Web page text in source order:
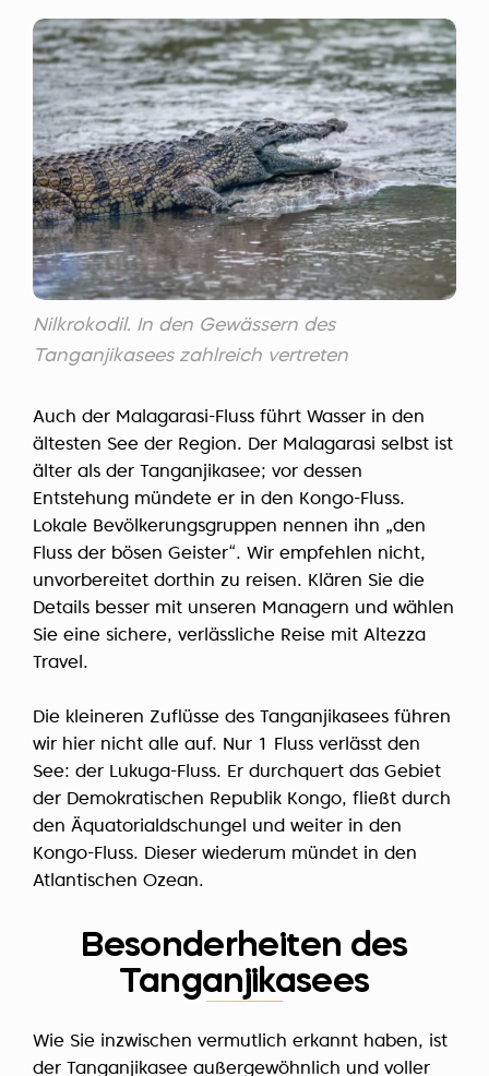
Nilkrokodil. In den Gewässern des
Tanganjikasees zahlreich vertreten
Auch der Malagarasi-Fluss führt Wasser in den
ältesten See der Region. Der Malagarasi selbst ist
älter als der Tanganjikasee; vor dessen
Entstehung mündete er in den Kongo-Fluss.
Lokale Bevölkerungsgruppen nennen ihn „den
Fluss der bösen Geister“. Wir empfehlen nicht,
unvorbereitet dorthin zu reisen. Klären Sie die
Details besser mit unseren Managern und wählen
Sie eine sichere, verlässliche Reise mit Altezza
Travel.
Die kleineren Zuflüsse des Tanganjikasees führen
wir hier nicht alle auf. Nur 1 Fluss verlässt den
See: der Lukuga-Fluss. Er durchquert das Gebiet
der Demokratischen Republik Kongo, fließt durch
den Äquatorialdschungel und weiter in den
Kongo-Fluss. Dieser wiederum mündet in den
Atlantischen Ozean.
Besonderheiten des
Tanganjikasees
Wie Sie inzwischen vermutlich erkannt haben, ist
der Tanganjikasee außergewöhnlich und voller